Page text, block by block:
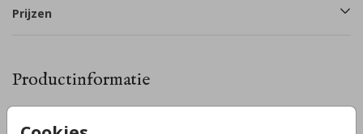
Prijzen
Productinformatie
Omschrijving